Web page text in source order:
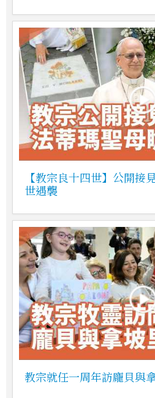
【教宗良十四世】公開接
世遇襲
教宗就任一周年訪龐貝與